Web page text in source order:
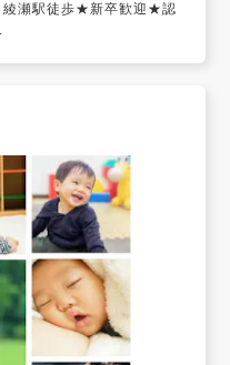
綾瀬駅徒歩★新卒歓迎★認